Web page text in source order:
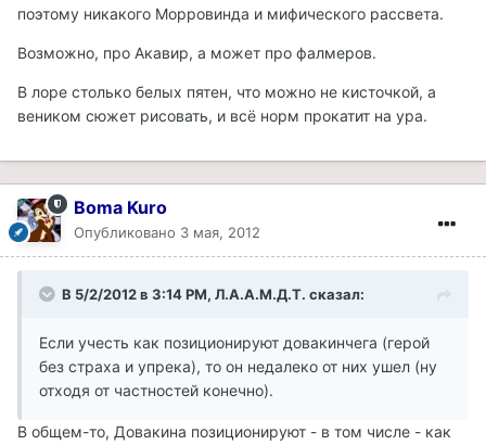
поэтому никакого Морровинда и мифического рассвета.
Возможно, про Акавир, а может про фалмеров.
В лоре столько белых пятен, что можно не кисточкой, а
веником сюжет рисовать, и всё норм прокатит на ура.
Boma Kuro
Опубликовано 3 мая, 2012
В 5/2/2012 в 3:14 PM, Л.А.А.М.Д.Т. сказал:
Если учесть как позиционируют довакинчега (герой
без страха и упрека), то он недалеко от них ушел (ну
отходя от частностей конечно).
В общем-то, Довакина позиционируют - в том числе - как